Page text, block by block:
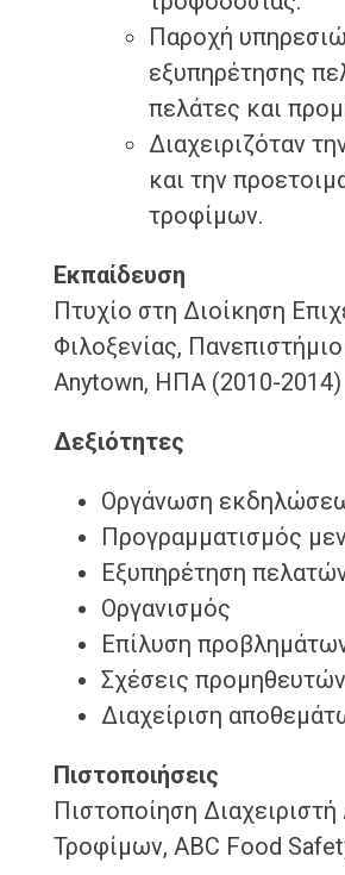
Παροχή
εξυπηρέτησης
πελάτες και
Διαχειριζόταν
και την
τροφίμων.
Εκπαίδευση
Πτυχίο στη Διοίκηση
Φιλοξενίας,
Anytown, ΗΠΑ (2010-2014)
Δεξιότητες
Οργάνωση
Προγραμματισμός
Εξυπηρέτηση
Οργανισμός
Επίλυση
Σχέσεις προμηθευτών
Διαχείριση
Πιστοποιήσεις
Πιστοποίηση
Τροφίμων, ABC Food